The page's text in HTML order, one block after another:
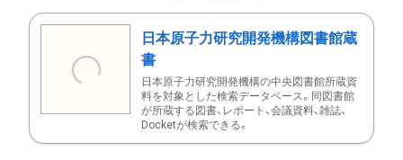
日本原子力研究開発機構図書館蔵
書
日本原子力研究開発機構の中央図書館所蔵資
料を対象とした検索データベース。同図書館
が所蔵する図書、レポート、会議資料、雑誌、
Docketが検索できる。